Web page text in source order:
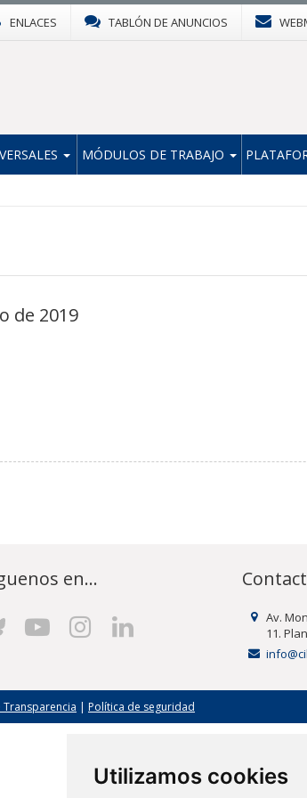
Utilizamos cookies
ENLACES TABLÓN DE ANUNCIOS
MÓDULOS DE TRABAJO
de 2019
en...
Av.
11.
| Política de seguridad